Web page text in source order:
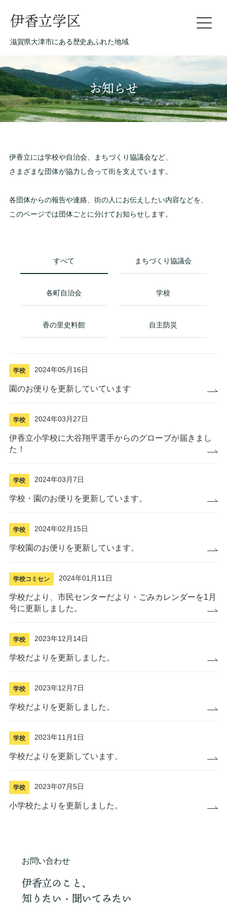
伊香立学区
滋賀県大津市にある歴史あふれた地域
お知らせ
伊香立には学校や自治会、まちづくり協議会など、
さまざまな団体が協力し合って街を支えています。
各団体からの報告や連絡、街の人にお伝えしたい内容などを、
このページでは団体ごとに分けてお知らせします。
すべて まちづくり協議会
各町自治会 学校
香の里史料館 自主防災
学校 2024年05月16日
園のお便りを更新していています
学校 2024年03月27日
伊香立小学校に大谷翔平選手からのグローブが届きまし
た！
学校 2024年03月7日
学校・園のお便りを更新しています。
学校 2024年02月15日
学校園のお便りを更新しています。
学校コミセン 2024年01月11日
学校だより、市民センターだより・ごみカレンダーを1月
号に更新しました。
学校 2023年12月14日
学校だよりを更新しました。
学校 2023年12月7日
学校だよりを更新しました。
学校 2023年11月1日
学校だよりを更新しています。
学校 2023年07月5日
小学校たよりを更新しました。
お問い合わせ
伊香立のこと、
知りたい・聞いてみたい